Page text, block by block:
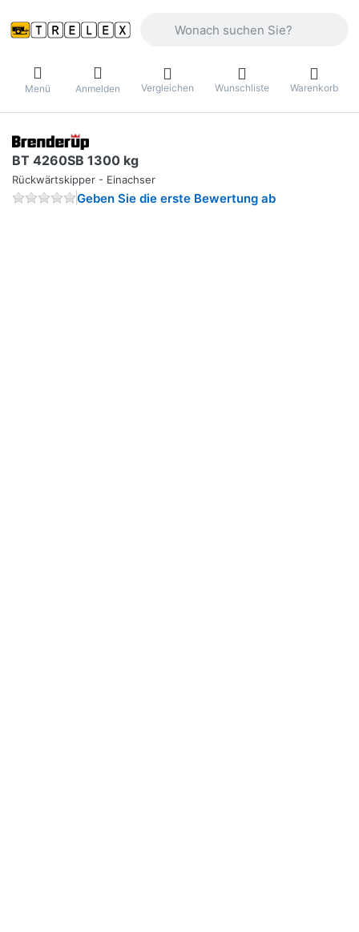
Menü Anmelden Vergleichen Wunschliste Warenkorb
BT 4260SB 1300 kg
Rückwärtskipper - Einachser
Geben Sie die erste Bewertung ab